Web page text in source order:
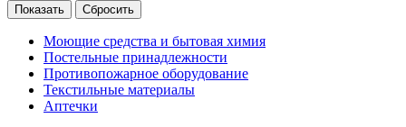
Сбросить
Моющие средства и бытовая химия
Постельные принадлежности
Противопожарное оборудование
Текстильные материалы
Аптечки